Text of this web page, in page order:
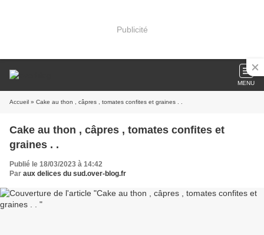
Publicité
MENU
Accueil » Cake au thon , câpres , tomates confites et graines . .
Cake au thon , câpres , tomates confites et
graines . .
Publié le 18/03/2023 à 14:42
Par aux delices du sud.over-blog.fr